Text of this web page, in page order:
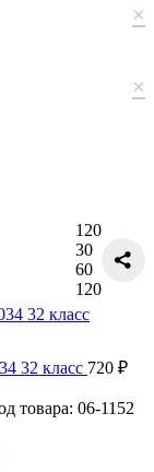
×
×
120
30
60
120
32 класс 720 ₽
товара: 06-1152